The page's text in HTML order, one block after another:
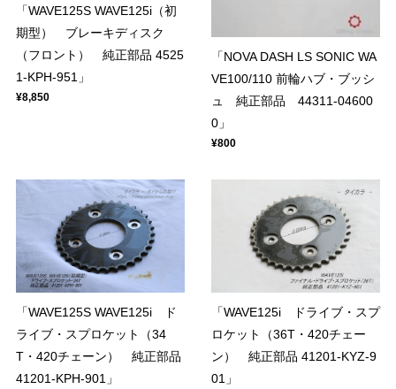
「WAVE125S WAVE125i（初
期型） ブレーキディスク
（フロント） 純正部品 4525
1-KPH-951」
¥8,850
「NOVA DASH LS SONIC WA
VE100/110 前輪ハブ・ブッシ
ュ 純正部品 44311-04600
0」
¥800
「WAVE125S WAVE125i ド
ライブ・スプロケット（34
T・420チェーン） 純正部品
41201-KPH-901」
「WAVE125i ドライブ・スプ
ロケット（36T・420チェー
ン） 純正部品 41201-KYZ-9
01」